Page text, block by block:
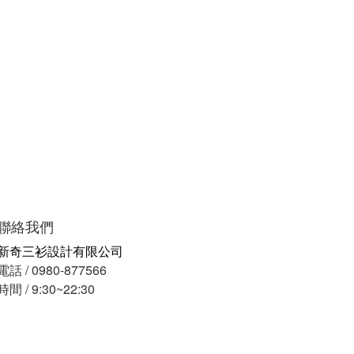
絡我們
奇三衫設計有限公司
話 / 0980-877566
間 / 9:30~22:30